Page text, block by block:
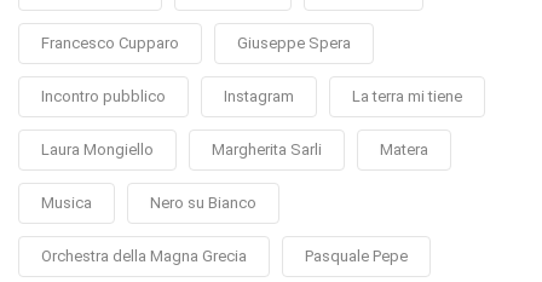
Francesco Cupparo Giuseppe Spera
Incontro pubblico Instagram La terra mi tiene
Laura Mongiello Margherita Sarli Matera
Musica Nero su Bianco
Orchestra della Magna Grecia Pasquale Pepe